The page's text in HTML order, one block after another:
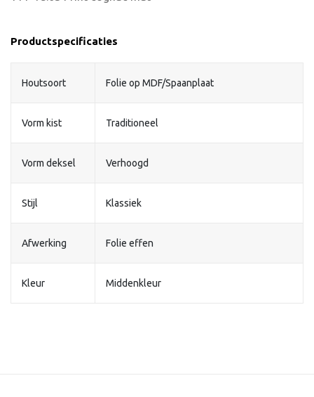
Productspecificaties
Houtsoort Folie op MDF/Spaanplaat
Vorm kist Traditioneel
Vorm deksel Verhoogd
Stijl Klassiek
Afwerking Folie effen
Kleur Middenkleur